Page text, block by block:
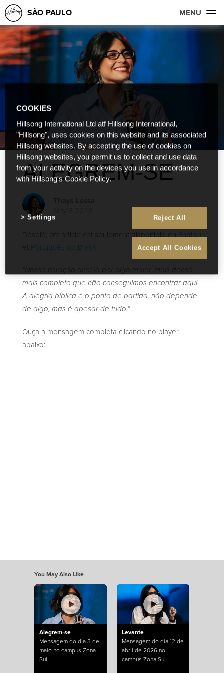
SÃO PAULO MENU
ALEGREM-SE
Désolé, cet article est seulement disponible enEnglish
et Português do Brasil.
“Nosso coração anseia por algo maior, mais denso,
mais completo que não conseguimos encontrar aqui.
A alegria bíblica é o ponto de partida, não depende
de algo, mas é apesar de tudo.”
Ouça a mensagem completa clicando no player
abaixo:
You May Also Like
Alegrem-se
Mensagem do dia 3 de
maio no campus Zona
Sul.
Levante
Mensagem do dia 12 de
abril de 2026 no
campus Zona Sul.
COOKIES
Hillsong International Ltd atf Hillsong International,
"Hillsong", uses cookies on this website and its associated
Hillsong websites. By accepting the use of cookies on
Hillsong websites, you permit us to collect and use data
from your activity on the devices you use in accordance
with Hillsong's Cookie Policy.
Reject All
Accept All Cookies
Settings